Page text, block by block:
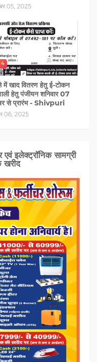
05, 2025
4
में खाद वितरण हेतु ई-टोकन
हेतु पंजीयन शनिवार 07
से प्रारंभ - Shivpuri
06, 2025
एवं इलेक्ट्रॉनिक सामग्री
खरीद